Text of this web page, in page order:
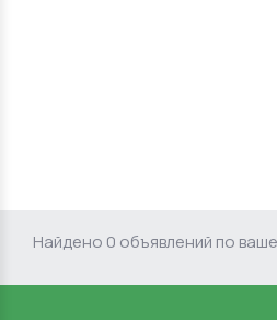
Найдено 0 объявлений по